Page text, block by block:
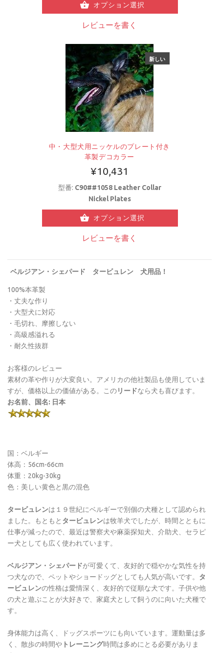
オプション選択
レビューを書く
新しい
中・大型犬用ニッケルのプレート付き
革製デコカラー
¥10,431
型番: C90##1058 Leather Collar
Nickel Plates
オプション選択
レビューを書く
ベルジアン・シェパード タービュレン 犬用品！
100%本革製
・丈夫な作り
・大型犬に対応
・毛切れ、摩擦しない
・高級感溢れる
・耐久性抜群
お客様のレビュー
素材の革や作りが大変良い。アメリカの他社製品も使用していま
すが、価格以上の価値がある。このリードなら犬も喜びます。
お名前、国名: 日本
国：ベルギー
体高：56cm-66cm
体重：20kg-30kg
色：美しい黄色と黒の混色
タービュレンは１９世紀にベルギーで別個の犬種として認められ
ました。もともと タービュレンは牧羊犬でしたが、時間とともに
仕事が減ったので、最近は警察犬や麻薬探知犬、介助犬、セラピ
ー犬としても広く使われています。
ベルジアン・シェパードが可愛くて、友好的で穏やかな気性を持
つ犬なので、ペットやショードッグとしても人気が高いです。 タ
ービュレンの性格は愛情深く、友好的で従順な犬です。子供や他
の犬と遊ぶことが大好きで、家庭犬として飼うのに向いた犬種で
す。
身体能力は高く、ドッグスポーツにも向いています。運動量は多
く、散歩の時間や トレーニング時間は多めにとる必要がありま